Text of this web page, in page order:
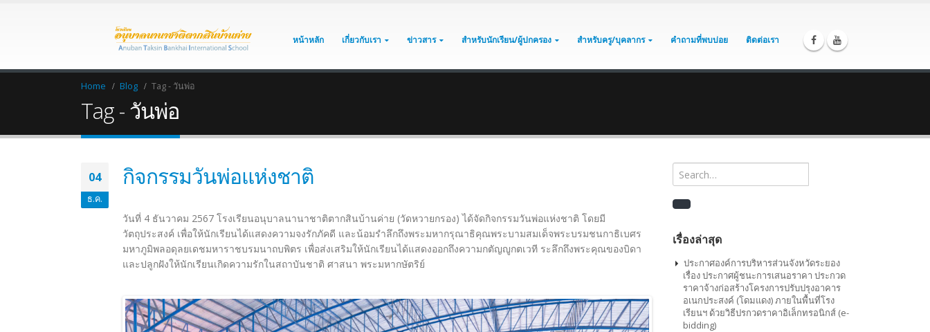
หน้าหลัก เกี่ยวกับเรา ข่าวสาร สำหรับนักเรียน/ผู้ปกครอง สำหรับครู/บุคลากร คำถามที่พบบ่อย ติดต่อเรา
Home Blog Tag - วันพ่อ
Tag - วันพ่อ
04
ธ.ค.
กิจกรรมวันพ่อแห่งชาติ
วันที่ 4 ธันวาคม 2567 โรงเรียนอนุบาลนานาชาติตากสินบ้านค่าย (วัดหวายกรอง) ได้จัดกิจกรรมวันพ่อแห่งชาติ โดยมี
วัตถุประสงค์ เพื่อให้นักเรียนได้แสดงความจงรักภัคดี และน้อมรำลึกถึงพระมหากรุณาธิคุณพระบามสมเด็จพระบรมชนกาธิเบศร
มหาภูมิพลอดุลยเดชมหาราชบรมนาถบพิตร เพื่อส่งเสริมให้นักเรียนได้แสดงออกถึงความกตัญญูกตเวที ระลึกถึงพระคุณของบิดา
และปลูกฝังให้นักเรียนเกิดความรักในสถาบันชาติ ศาสนา พระมหากษัตริย์
เรื่องล่าสุด
ประกาศองค์การบริหารส่วนจังหวัดระยอง
เรื่อง ประกาศผู้ชนะการเสนอราคา ประกวด
ราคาจ้างก่อสร้างโครงการปรับปรุงอาคาร
อเนกประสงค์ (โดมแดง) ภายในพื้นที่โรง
เรียนฯ ด้วยวิธีปรกวดราคาอิเล็กทรอนิกส์ (e-
bidding)